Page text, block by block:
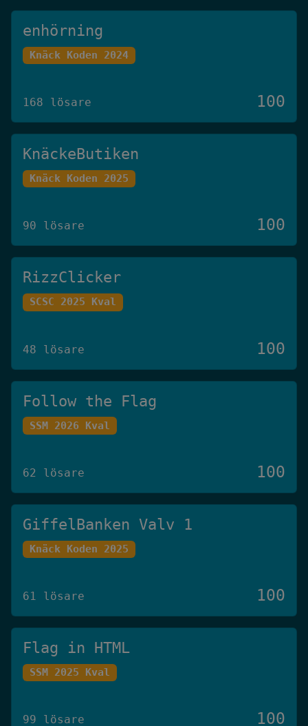
enhörning
Knäck Koden 2024
168 lösare 100
KnäckeButiken
Knäck Koden 2025
90 lösare 100
RizzClicker
SCSC 2025 Kval
48 lösare 100
Follow the Flag
SSM 2026 Kval
62 lösare 100
GiffelBanken Valv 1
Knäck Koden 2025
61 lösare 100
Flag in HTML
SSM 2025 Kval
99 lösare 100